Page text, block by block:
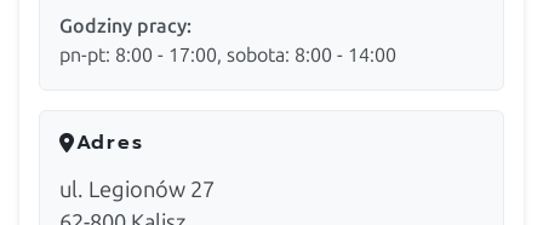
Godziny pracy:
pn-pt: 8:00 - 17:00, sobota: 8:00 - 14:00
Adres
ul. Legionów 27